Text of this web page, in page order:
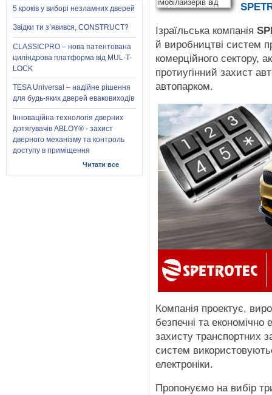
Ізраїльська компанія
й виробництві систем
комерційного сектору,
протиугінний захист
автопарком.
Компанія проектує,
безпечні та
захисту транспортних
систем
електроніки.
Пропонуємо на вибір
5 кроків у виборі незламних дверей
Звідки ти з’явився, CONSTRUCT?
CLASSICPRO – нова патентована
циліндрова платформа від MUL-T-
LOCK
TESA Universal – надійне рішення
для будь-яких дверей еваковиходів
Інноваційна технологія дверних
дотягувачів ABLOY® - захист
дверного механізму та контроль
доступу в приміщення
Читати все